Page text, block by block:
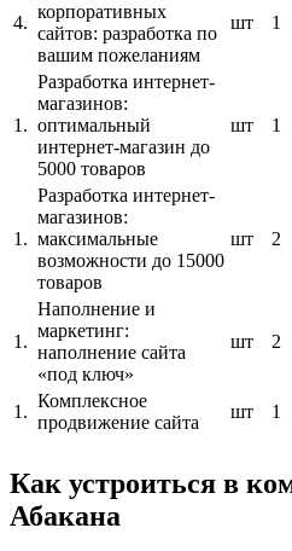
4.
корпоративных
сайтов: разработка по
вашим пожеланиям
шт 1
1.
Разработка интернет-
магазинов:
оптимальный
интернет-магазин до
5000 товаров
шт 1
1.
Разработка интернет-
магазинов:
максимальные
возможности до 15000
товаров
шт 2
1.
Наполнение и
маркетинг:
наполнение сайта
«под ключ»
шт 2
1.
Комплексное
продвижение сайта
шт 1
Как устроиться в
Абакана